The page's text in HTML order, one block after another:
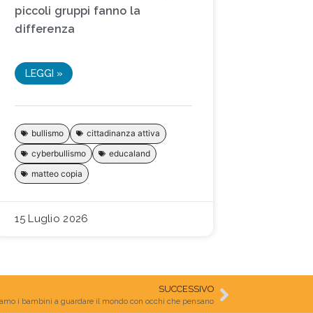
piccoli gruppi fanno la
differenza
LEGGI »
bullismo
cittadinanza attiva
cyberbullismo
educaland
matteo copia
15 Luglio 2026
SUCCESSIVO
i bambini a guardare il mondo con occhi che pensano